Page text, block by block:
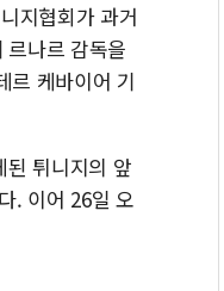
지협회가 과거
나르 감독을
르 케바이어 기
튀니지의 앞
. 이어 26일 오